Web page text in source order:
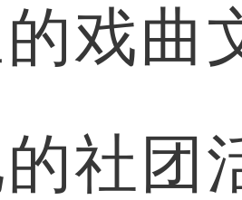
戏曲
社团